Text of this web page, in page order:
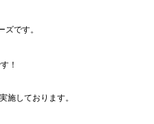
です。
！
施しております。